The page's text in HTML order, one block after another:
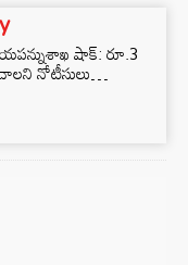
షాక్‌: రూ.3
నోటీసులు…